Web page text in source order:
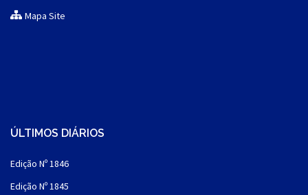
Mapa Site
ÚLTIMOS DIÁRIOS
Edição Nº 1846
Edição Nº 1845